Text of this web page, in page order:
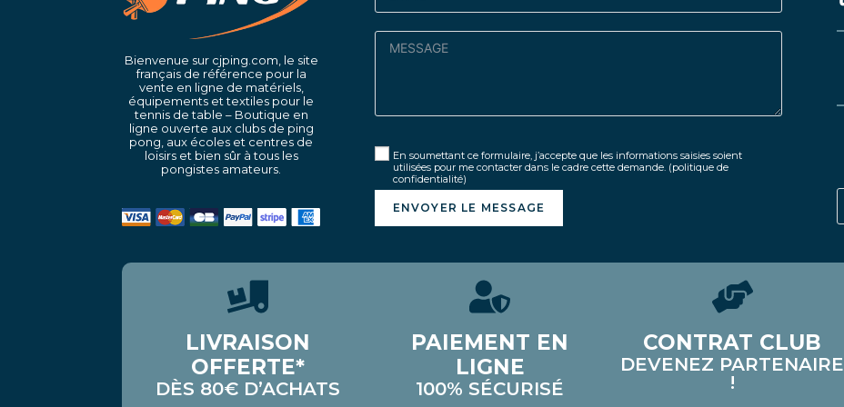
Bienvenue sur cjping.com, le site
français de référence pour la
vente en ligne de matériels,
équipements et textiles pour le
tennis de table – Boutique en
ligne ouverte aux clubs de ping
pong, aux écoles et centres de
loisirs et bien sûr à tous les
pongistes amateurs.
En soumettant ce formulaire, j’accepte que les informations saisies soient
utilisées pour me contacter dans le cadre cette demande. (politique de
confidentialité)
ENVOYER LE MESSAGE
LIVRAISON
OFFERTE*
DÈS 80€ D’ACHATS
PAIEMENT EN
LIGNE
100% SÉCURISÉ
CONTRAT CLUB
DEVENEZ PARTENAIRE
!